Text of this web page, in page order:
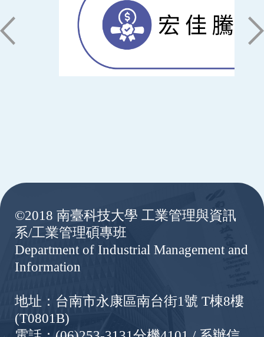
©2018 南臺科技大學 工業管理與資訊
系/工業管理碩專班
Department of Industrial Management and
Information
地址：台南市永康區南台街1號 T棟8樓
(T0801B)